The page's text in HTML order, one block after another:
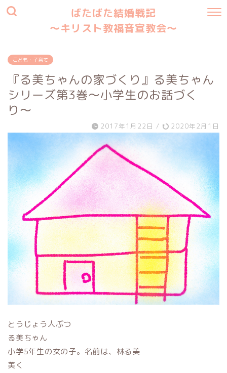
ばたばた結婚戦記
〜キリスト教福音宣教会〜
こども・子育て
『る美ちゃんの家づくり』る美ちゃん
シリーズ第3巻〜小学生のお話づく
り〜
2017年1月22日 / 2020年2月1日
とうじょう人ぶつ
る美ちゃん
小学5年生の女の子。名前は、林る美
美く